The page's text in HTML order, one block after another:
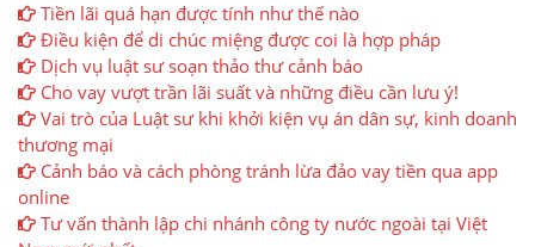
Tiền lãi quá hạn được tính như thế nào
Điều kiện để di chúc miệng được coi là hợp pháp
Dịch vụ luật sư soạn thảo thư cảnh báo
Cho vay vượt trần lãi suất và những điều cần lưu ý!
Vai trò của Luật sư khi khởi kiện vụ án dân sự, kinh doanh
thương mại
Cảnh báo và cách phòng tránh lừa đảo vay tiền qua app
online
Tư vấn thành lập chi nhánh công ty nước ngoài tại Việt